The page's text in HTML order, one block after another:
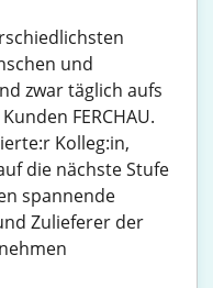
und
zwar täglich aufs
FERCHAU.
Kolleg:in,
die nächste Stufe
spannende
Zulieferer der